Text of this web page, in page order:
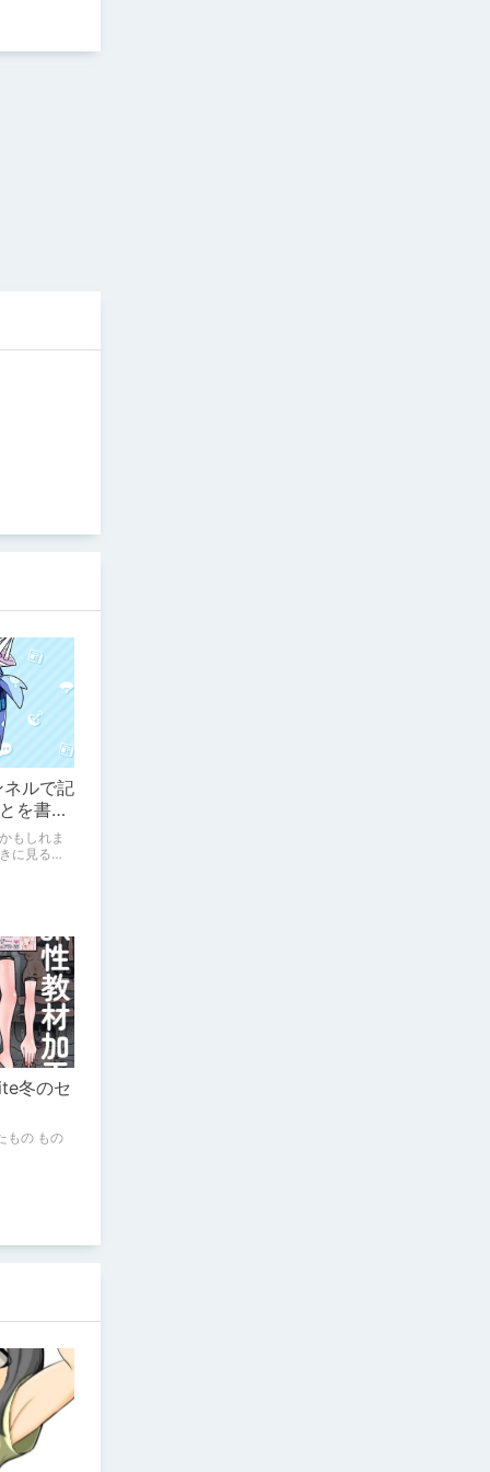
ルで記
を書い
もしれま
に見ると
冬のセ
もの もの